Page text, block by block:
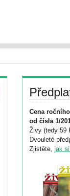
Cena
od čísla 1/
Živy (tedy 59
Dvouleté
Zjistěte, jak